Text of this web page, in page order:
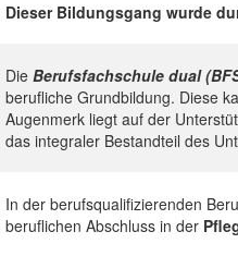
Dieser Bildungsgang wurde
Die Berufsfachschule dual
berufliche Grundbildung. Diese
Augenmerk liegt auf der
das integraler Bestandteil des
In der berufsqualifizierenden
beruflichen Abschluss in der